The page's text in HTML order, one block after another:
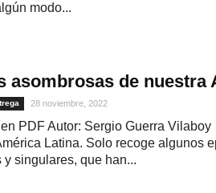
modo...
asombrosas de nuestra
28 noviembre, 2022
PDF Autor: Sergio Guerra
Latina. Solo recoge algunos
y singulares, que han...